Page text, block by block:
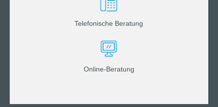
Telefonische Beratung
Online-Beratung